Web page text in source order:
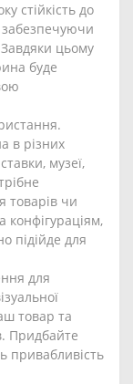
стійкість до
забезпечуючи
цьому
буде
в різних
музеї,
товарів чи
конфігураціям,
підійде для
для
товар та
Придбайте
привабливість